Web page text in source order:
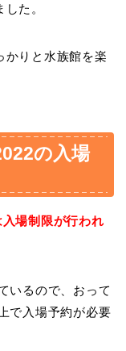
た。
かりと水族館を楽
の入場
場制限が行われ
いるので、おって
で入場予約が必要